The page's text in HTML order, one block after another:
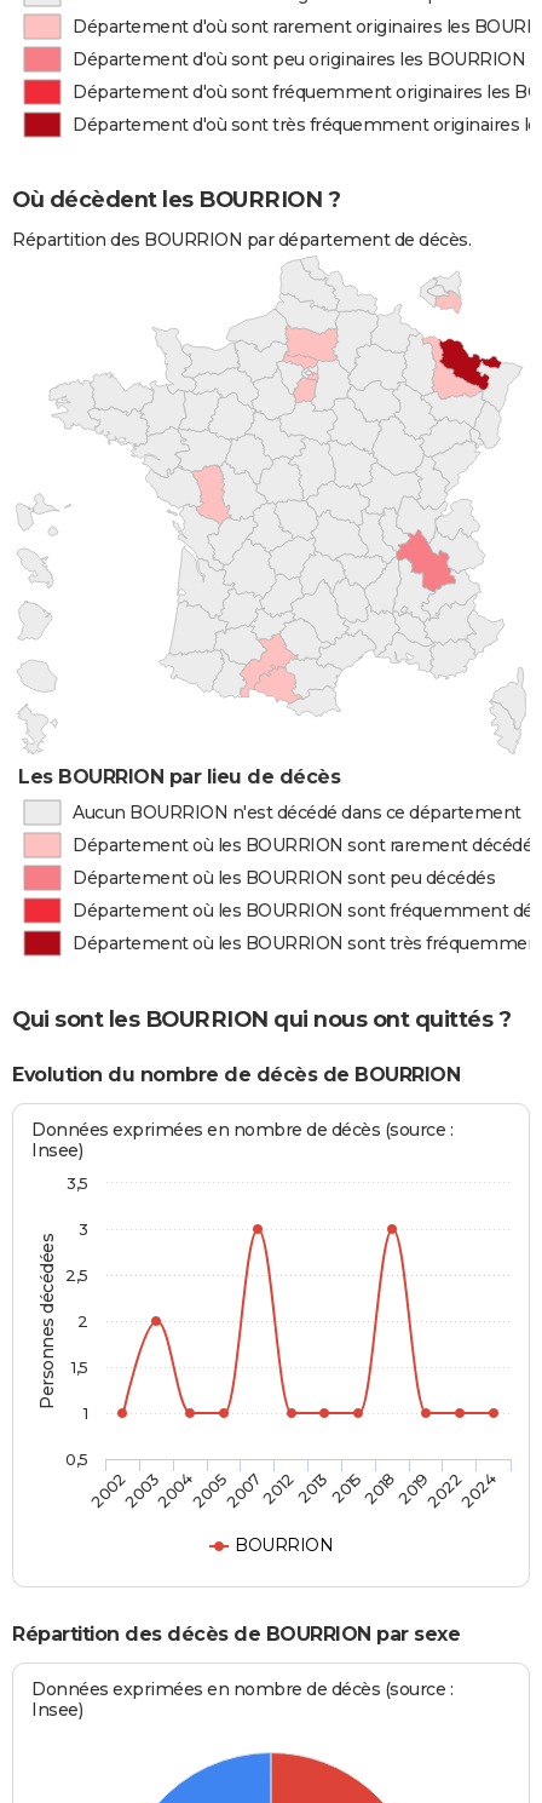
Département d'où sont rarement originaires les
Département d'où sont peu originaires les BOURRION
Département d'où sont fréquemment originaires les
Département d'où sont très fréquemment originaires
Où décèdent les BOURRION ?
Répartition des BOURRION par département de décès.
Les BOURRION par lieu de décès
Aucun BOURRION n'est décédé dans ce département
Département où les BOURRION sont rarement décédés
Département où les BOURRION sont peu décédés
Département où les BOURRION sont fréquemment
Département où les BOURRION sont très
Qui sont les BOURRION qui nous ont quittés ?
Evolution du nombre de décès de BOURRION
Personnes décédées
Données exprimées en nombre de décès (source :
Insee)
BOURRION
200220032004200520072012201320152018201920222024
0,5
1
1,5
2
2,5
3
3,5
Répartition des décès de BOURRION par sexe
Données exprimées en nombre de décès (source :
Insee)